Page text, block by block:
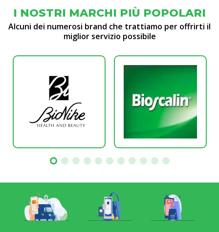
I NOSTRI MARCHI PIÙ POPOLARI
Alcuni dei numerosi brand che trattiamo per offrirti il
miglior servizio possibile